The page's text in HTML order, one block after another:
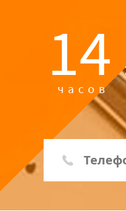
14
часов